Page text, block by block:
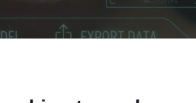
Magsimula ngayon at lumikha
nang libre sa ilang pag-click
lamang.